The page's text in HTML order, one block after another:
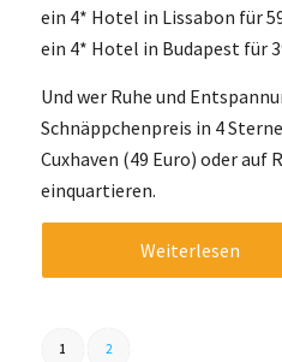
ein 4* Hotel in Lissabon für
ein 4* Hotel in Budapest für
Und wer Ruhe und
Schnäppchenpreis in 4
Cuxhaven (49 Euro) oder auf
einquartieren.
Weiterlesen
1 2